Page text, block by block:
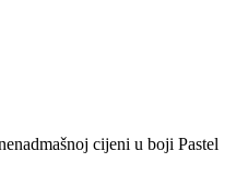
cijeni u boji Pastel